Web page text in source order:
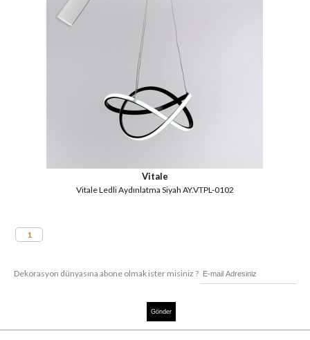
Vitale
Vitale Ledli Aydınlatma Siyah AY.VTPL-0102
1
Dekorasyon dünyasına abone olmak ister misiniz ?